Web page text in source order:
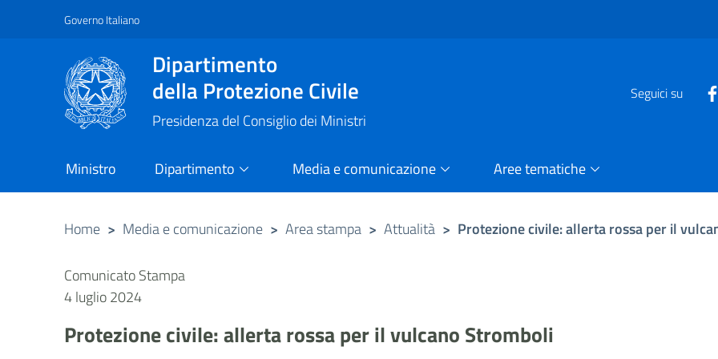
Vai al contenuto principale
Raggiungi il piè di pagina
Governo Italiano
Dipartimento
della Protezione Civile
Presidenza del Consiglio dei Ministri
Seguici su
Ministro Dipartimento Media e comunicazione Aree tematiche
Home > Media e comunicazione > Area stampa > Attualità > Protezione civile: allerta rossa per il
Comunicato Stampa
4 luglio 2024
Protezione civile: allerta rossa per il vulcano Stromboli